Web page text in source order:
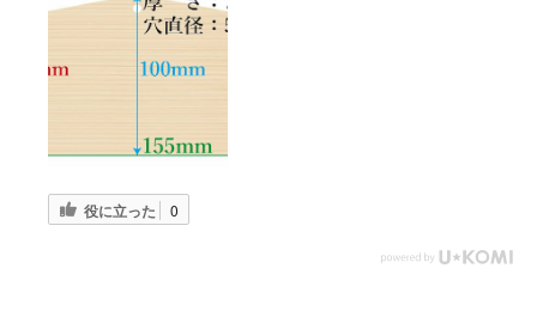
役に立った 0